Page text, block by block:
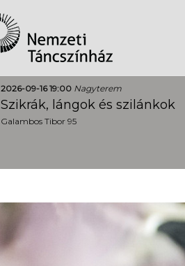
2026-09-16 19:00 Nagyterem
Szikrák, lángok és szilánkok
Galambos Tibor 95